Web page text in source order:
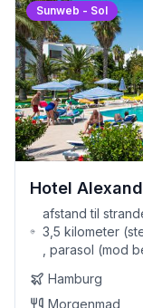
Sunweb - Sol
Hotel
afstand til
3,5 kilometer
, parasol (mod
Hamburg
Morgenmad